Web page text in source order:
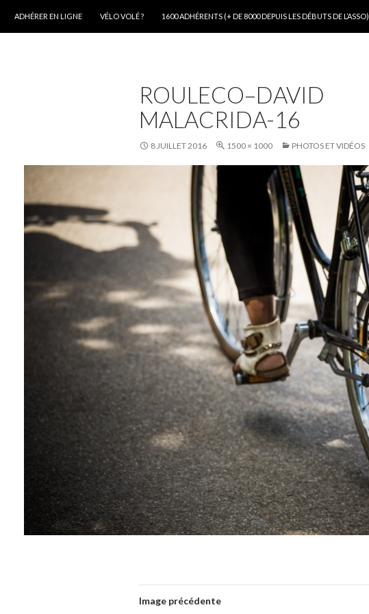
ADHÉRER EN LIGNE VÉLO VOLÉ ? 1600 ADHÉRENTS (+ DE 8000 DEPUIS LES DÉBUTS DE L’ASSO)
ROULECO–DAVID
MALACRIDA-16
8 JUILLET 2016 1500 × 1000 PHOTOS ET VIDÉOS
Image précédente